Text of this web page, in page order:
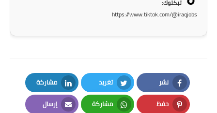
المرحلة الابتدائية
المرحلة الاعدادية
مواضيع انشاء
تيكتوك:
https://www.tiktok.com/@iraqjobs
نشر
Facebook
تغريد
Twitter
مشاركة
LinkedIn
حفظ مشاركة إرسال